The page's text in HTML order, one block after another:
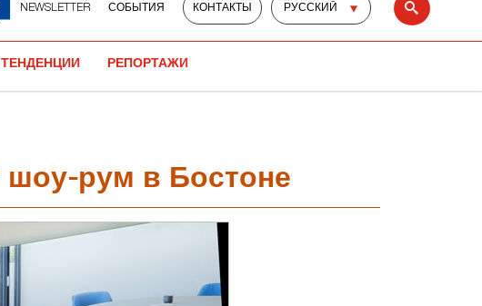
NEWSLETTER СОБЫТИЯ КОНТАКТЫ
Select
language
Search
РЕПОРТАЖИ
шоу-рум в Бостоне